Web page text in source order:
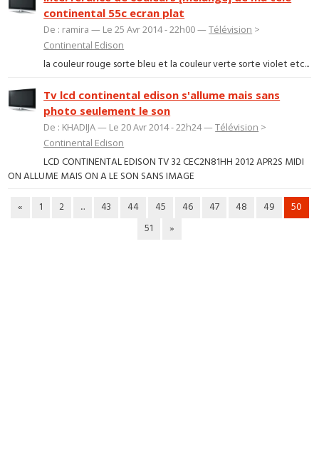
continental 55c ecran plat
De : ramira — Le 25 Avr 2014 - 22h00 —Télévision >
Continental Edison
la couleur rouge sorte bleu et la couleur verte sorte violet etc...
Tv lcd continental edison s'allume mais sans
photo seulement le son
De : KHADIJA — Le 20 Avr 2014 - 22h24 —Télévision >
Continental Edison
LCD CONTINENTAL EDISON TV 32 CEC2N81HH 2012 APR2S MIDI
ON ALLUME MAIS ON A LE SON SANS IMAGE
« 1 2 ... 43 44 45 46 47 48 49
50
51
»